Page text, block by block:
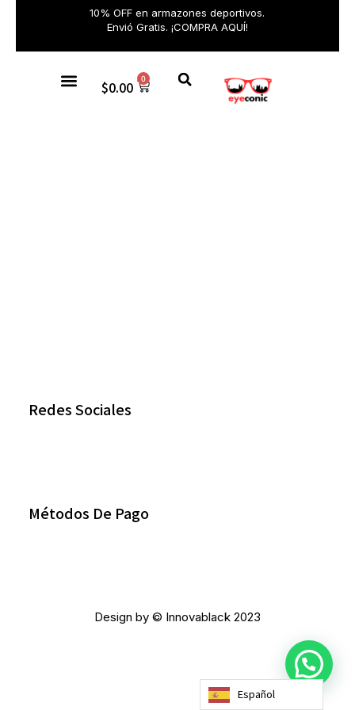
10% OFF en armazones deportivos.
Envió Gratis. ¡COMPRA AQUÍ!
$0.00 0
Redes Sociales
Métodos De Pago
Design by © Innovablack 2023
Español